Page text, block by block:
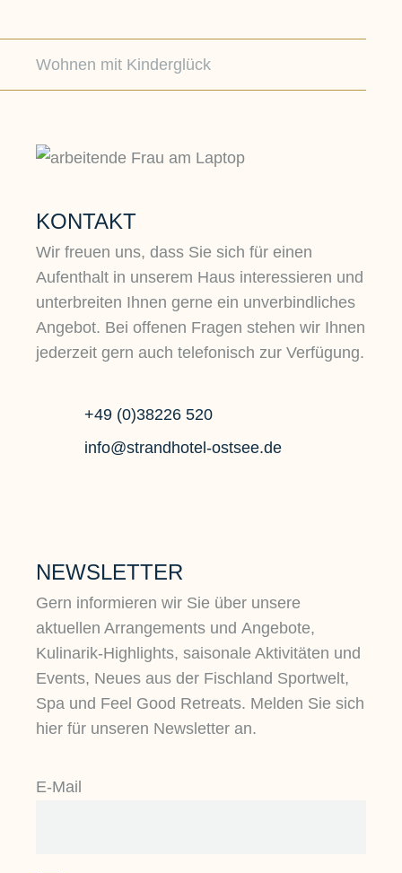
Wohnen mit Kinderglück
Viel Platz, noch mehr
Freiraum und eine
Extraportion Komfort. Die
Familiensuite mit Meerblick
bietet großen und kleinen
Gästen einen Strandurlaub
der Extraklasse.
KONTAKT
Wir freuen uns, dass Sie sich für einen
Aufenthalt in unserem Haus interessieren und
unterbreiten Ihnen gerne ein unverbindliches
Angebot. Bei offenen Fragen stehen wir Ihnen
jederzeit gern auch telefonisch zur Verfügung.
+49 (0)38226 520
info@strandhotel-ostsee.de
NEWSLETTER
Gern informieren wir Sie über unsere
aktuellen Arrangements und Angebote,
Kulinarik-Highlights, saisonale Aktivitäten und
Events, Neues aus der Fischland Sportwelt,
Spa und Feel Good Retreats. Melden Sie sich
hier für unseren Newsletter an.
E-Mail